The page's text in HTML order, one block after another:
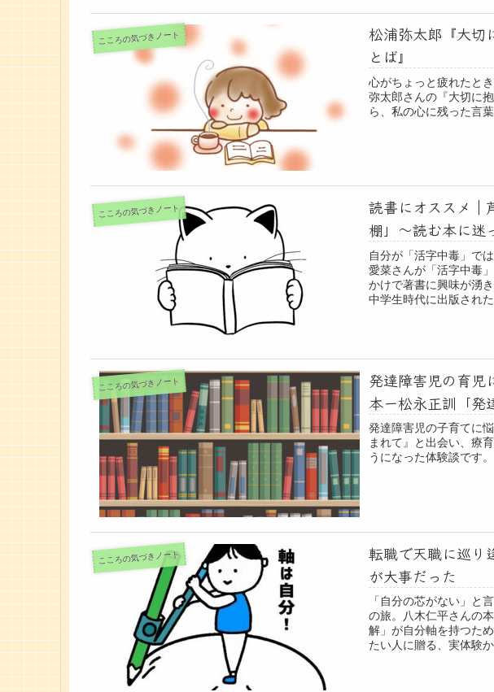
こころの気づきノート
松浦弥太郎『大切
とば』
心がちょっと疲れたと
弥太郎さんの『大切に
ら、私の心に残った言
こころの気づきノート
読書にオススメ｜
棚」〜読む本に迷
自分が「活字中毒」で
愛菜さんが「活字中毒
かけで著書に興味が湧
中学生時代に出版され
こころの気づきノート
発達障害児の育児
本ー松永正訓「発
発達障害児の子育てに
まれて』と出会い、療
うになった体験談です。
こころの気づきノート
転職で天職に巡り
が大事だった
「自分の芯がない」と
の旅。八木仁平さんの
解」が自分軸を持つた
たい人に贈る、実体験